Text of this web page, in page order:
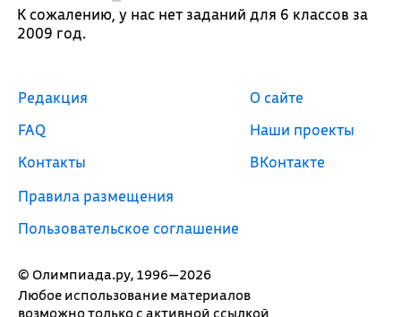
К сожалению, у нас нет заданий для 6 классов за
2009 год.
© Олимпиада.ру, 1996—2026
Любое использование материалов
возможно только с активной ссылкой
Редакция
FAQ
Контакты
Правила размещения
Пользовательское соглашение
О сайте
Наши проекты
ВКонтакте